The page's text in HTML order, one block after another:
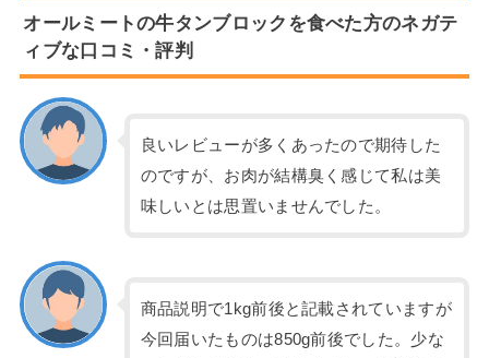
オールミートの牛タンブロックを食べた方のネガテ
ィブな口コミ・評判
良いレビューが多くあったので期待した
のですが、お肉が結構臭く感じて私は美
味しいとは思置いませんでした。
商品説明で1kg前後と記載されていますが
今回届いたものは850g前後でした。少な